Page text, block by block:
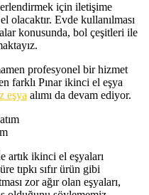
için iletişime
olacaktır. Evde kullanılması
konusunda, bol çeşitleri ile
profesyonel bir hizmet
farklı Pınar ikinci el eşya
eşya alımı da devam ediyor.
artık ikinci el eşyaları
tıpkı sıfır ürün gibi
zor ağır olan eşyaları,